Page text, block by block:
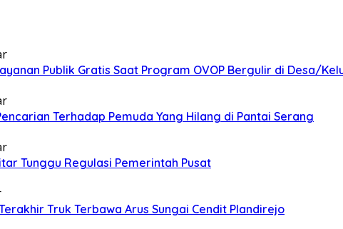
Publik Gratis Saat Program OVOP Bergulir di Desa/
Terhadap Pemuda Yang Hilang di Pantai Serang
Tunggu Regulasi Pemerintah Pusat
Truk Terbawa Arus Sungai Cendit Plandirejo